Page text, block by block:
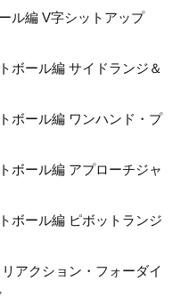
ル編 V字シットアップ
ボール編 サイドランジ＆
ボール編 ワンハンド・プ
ボール編 アプローチジャ
ボール編 ピボットランジ
アクション・フォーダイ